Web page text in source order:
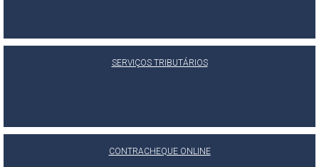
SERVIÇOS TRIBUTÁRIOS
CONTRACHEQUE ONLINE